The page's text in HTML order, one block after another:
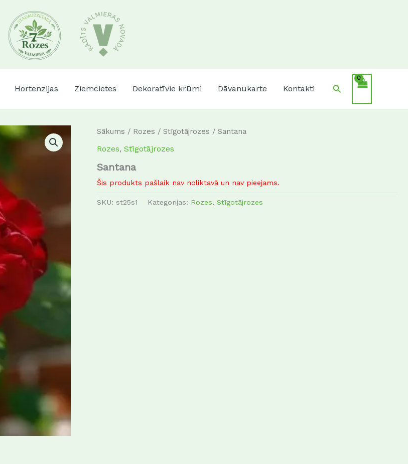
Hortenzijas Ziemcietes Dekoratīvie krūmi Dāvanukarte Kontakti Search
Sākums / Rozes /Stīgotājrozes / Santana
Rozes,Stīgotājrozes
Santana
Šis produkts pašlaik nav noliktavā un nav pieejams.
SKU:st25s1 Kategorijas: Rozes,Stīgotājrozes